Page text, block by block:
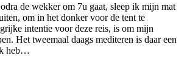
de wekker om 7u gaat, sleep ik mijn mat
om in het donker voor de tent te
intentie voor deze reis, is om mijn
Het tweemaal daags mediteren is daar een
heb…